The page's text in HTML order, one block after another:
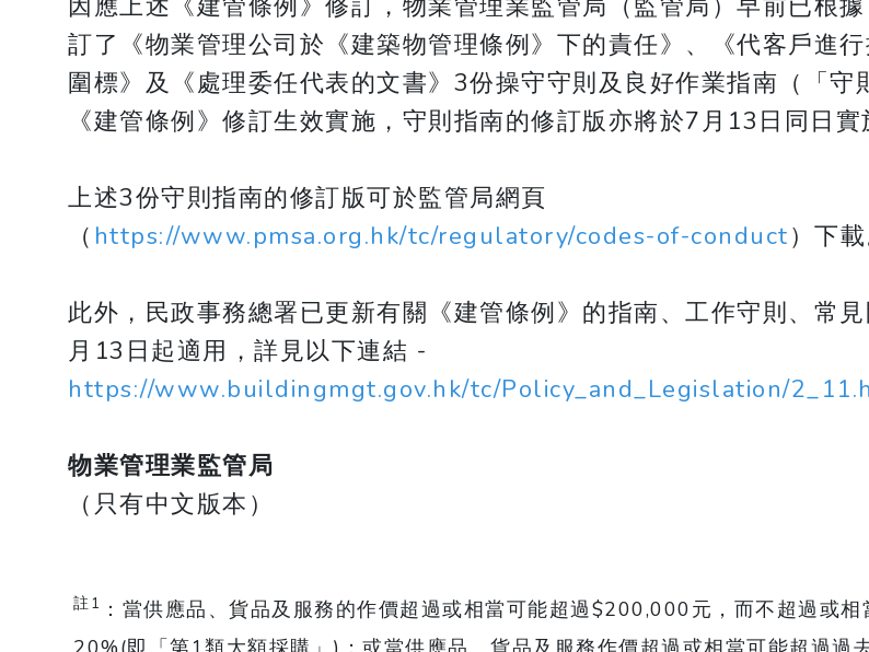
訂了《物業管理公司於《建築物管理條例》下的責任》、《代客戶進
圍標》及《處理委任代表的文書》3份操守守則及良好作業指南（「守
《建管條例》修訂生效實施，守則指南的修訂版亦將於7月13日同日實
上述3份守則指南的修訂版可於監管局網頁
（ https://www.pmsa.org.hk/tc/regulatory/codes-of-conduct）下載
此外，民政事務總署已更新有關《建管條例》的指南、工作守則、常
月13日起適用，詳見以下連結 - ​​​​​​​
https://www.buildingmgt.gov.hk/tc/Policy_and_Legislation/
物業管理業監管局
（只有中文版本）​​​​​​​
註1 ：當供應品、貨品及服務的作價超過或相當可能超過$200,000元，而不超過或